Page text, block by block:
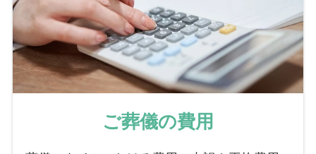
ご葬儀の費用